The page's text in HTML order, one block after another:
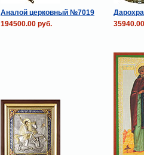
Аналой церковный №7019
194500.00 руб.